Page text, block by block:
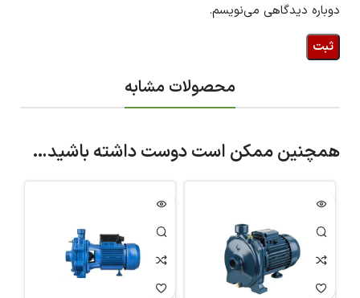
دوباره دیدگاهی می‌نویسم.
محصولات مشابه
همچنین ممکن است دوست داشته باشید…